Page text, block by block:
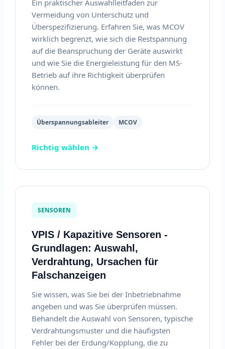
Ein praktischer Auswahlleitfaden zur
Vermeidung von Unterschutz und
Überspezifizierung. Erfahren Sie, was MCOV
wirklich begrenzt, wie sich die Restspannung
auf die Beanspruchung der Geräte auswirkt
und wie Sie die Energieleistung für den MS-
Betrieb auf ihre Richtigkeit überprüfen
können.
Überspannungsableiter MCOV
Richtig wählen →
SENSOREN
VPIS / Kapazitive Sensoren -
Grundlagen: Auswahl,
Verdrahtung, Ursachen für
Falschanzeigen
Sie wissen, was Sie bei der Inbetriebnahme
angeben und was Sie überprüfen müssen.
Behandelt die Auswahl von Sensoren, typische
Verdrahtungsmuster und die häufigsten
Fehler bei der Erdung/Kopplung, die zu